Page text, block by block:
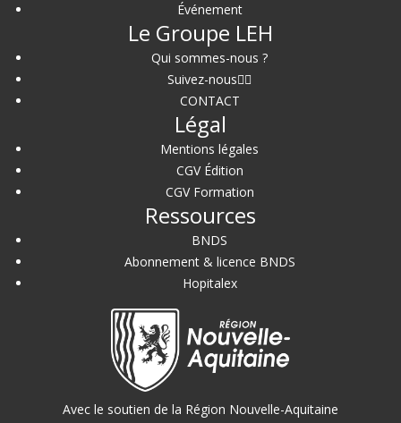
Événement
Le Groupe LEH
Qui sommes-nous ?
Suivez-nous
CONTACT
Légal
Mentions légales
CGV Édition
CGV Formation
Ressources
BNDS
Abonnement & licence BNDS
Hopitalex
Avec le soutien de la Région Nouvelle-Aquitaine